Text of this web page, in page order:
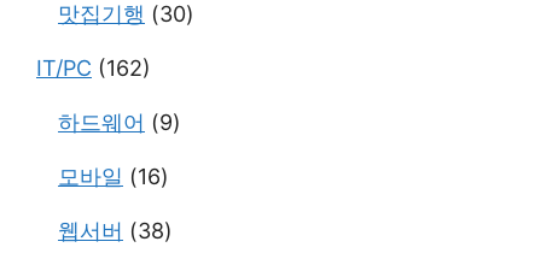
맛집기행 (30)
IT/PC (162)
하드웨어 (9)
모바일 (16)
웹서버 (38)